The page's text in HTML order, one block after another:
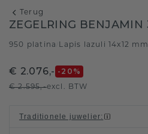
Terug
ZEGELRING BENJAMIN
950 platina Lapis lazuli 14x12 mm
€ 2.076,- -20 %
€ 2.595,-excl. BTW
Traditionele juwelier: